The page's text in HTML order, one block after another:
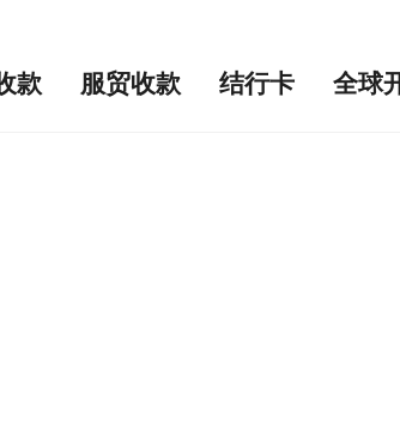
款 服贸收款 结行卡 全球